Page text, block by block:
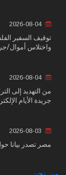
2026-08-04
توقيف السفير
واختلاس أموال/
2026-08-04
من التهديد إلى
جريدة الأيام
مصر تصدر بيانا